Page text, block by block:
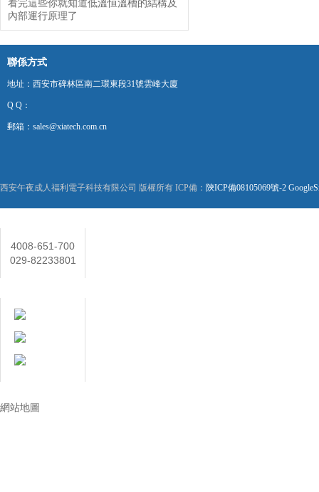
看完這些你就知道低溫恒溫槽的結構及
內部運行原理了
聯係方式
地址：西安市碑林區南二環東段31號雲峰大廈
Q Q：
郵箱：sales@xiatech.com.cn
西安午夜成人福利電子科技有限公司 版權所有 ICP備： 陝ICP備08105069號-2
4008-651-700
029-82233801
網站地圖